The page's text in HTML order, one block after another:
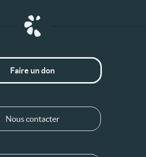
Faire un don
Nous contacter